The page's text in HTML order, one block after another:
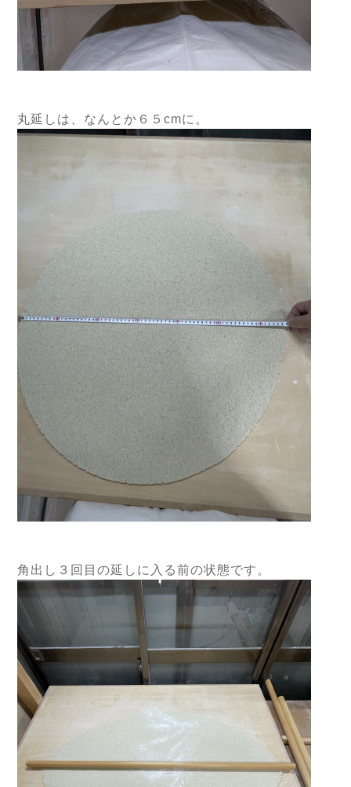
丸延しは、なんとか６５cmに。
角出し３回目の延しに入る前の状態です。